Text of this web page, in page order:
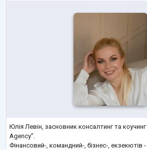
Юлія Левін, засновник консалтинг та коучинг
Agency”.
Фінансовий-, командний-, бізнес-, екзекютів